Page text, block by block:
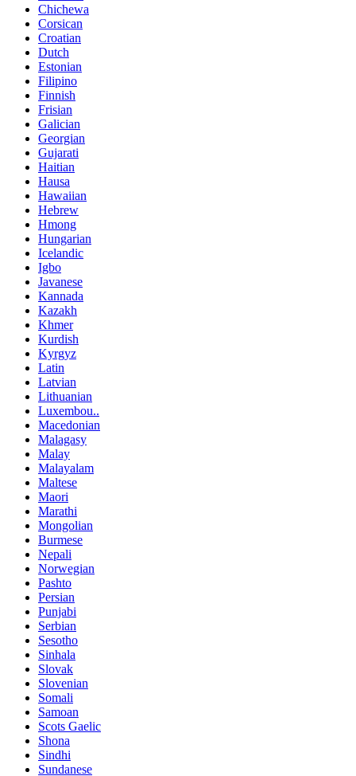
Chichewa
Corsican
Croatian
Dutch
Estonian
Filipino
Finnish
Frisian
Galician
Georgian
Gujarati
Haitian
Hausa
Hawaiian
Hebrew
Hmong
Hungarian
Icelandic
Igbo
Javanese
Kannada
Kazakh
Khmer
Kurdish
Kyrgyz
Latin
Latvian
Lithuanian
Luxembou..
Macedonian
Malagasy
Malay
Malayalam
Maltese
Maori
Marathi
Mongolian
Burmese
Nepali
Norwegian
Pashto
Persian
Punjabi
Serbian
Sesotho
Sinhala
Slovak
Slovenian
Somali
Samoan
Scots Gaelic
Shona
Sindhi
Sundanese